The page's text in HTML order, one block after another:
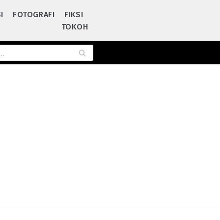
FOTOGRAFI
FIKSI
TOKOH